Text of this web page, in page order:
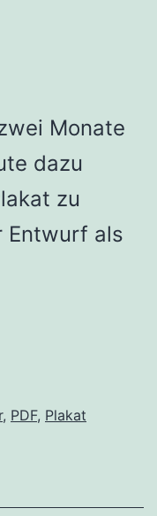
Monate
dazu
zu
Entwurf als
, PDF, Plakat